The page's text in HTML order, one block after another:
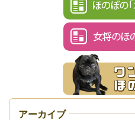
アーカイブ